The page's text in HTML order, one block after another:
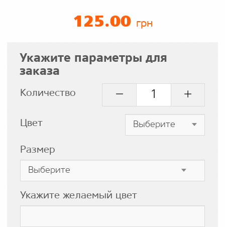
125.00 грн
Укажите параметры для
заказа
Количество
Цвет
Размер
Укажите желаемый цвет